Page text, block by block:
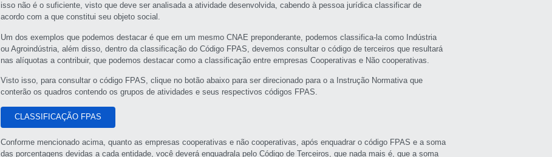
isso não é o suficiente, visto que deve ser analisada a atividade desenvolvida, cabendo à pessoa jurídica classificar de
acordo com a que constitui seu objeto social.
Um dos exemplos que podemos destacar é que em um mesmo CNAE preponderante, podemos classifica-la como Indústria
ou Agroindústria, além disso, dentro da classificação do Código FPAS, devemos consultar o código de terceiros que resultará
nas alíquotas a contribuir, que podemos destacar como a classificação entre empresas Cooperativas e Não cooperativas.
Visto isso, para consultar o código FPAS, clique no botão abaixo para ser direcionado para o a Instrução Normativa que
conterão os quadros contendo os grupos de atividades e seus respectivos códigos FPAS.
CLASSIFICAÇÃO FPAS
Conforme mencionado acima, quanto as empresas cooperativas e não cooperativas, após enquadrar o código FPAS e a soma
das porcentagens devidas a cada entidade, você deverá enquadrala pelo Código de Terceiros, que nada mais é, que a soma